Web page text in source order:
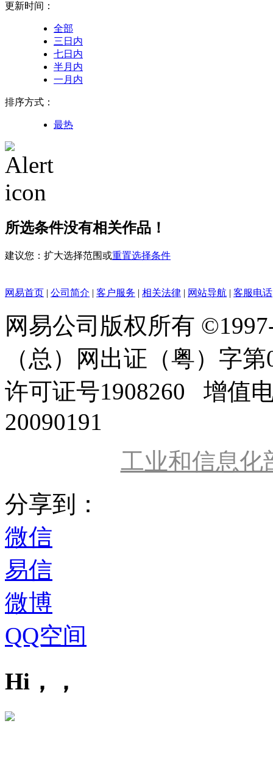
更新时间：
全部
三日内
七日内
半月内
一月内
排序方式：
最热
所选条件没有相关作品！
建议您：扩大选择范围或重置选择条件
网易首页 | 公司简介 | 客户服务 | 相关法律 | 网站导航 | 客服电话
网易公司版权所有
（总）网出证（粤）字
许可证号1908260 增值
20090191
工业和信息化
分享到：
微信
易信
微博
QQ空间
Hi，，